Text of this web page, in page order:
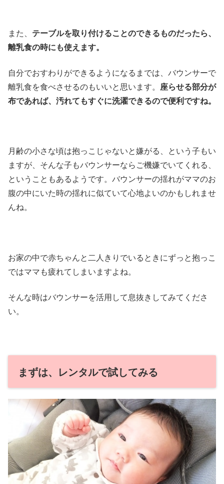
また、 テーブルを取り付けることのできるものだったら、
離乳食の時にも使えます。
自分でおすわりができるようになるまでは、バウンサーで
離乳食を食べさせるのもいいと思います。 座らせる部分が
布であれば、汚れてもすぐに洗濯できるので便利ですね。
月齢の小さな頃は抱っこじゃないと嫌がる、という子もい
ますが、そんな子もバウンサーならご機嫌でいてくれる、
ということもあるようです。バウンサーの揺れがママのお
腹の中にいた時の揺れに似ていて心地よいのかもしれませ
んね。
お家の中で赤ちゃんと二人きりでいるときにずっと抱っこ
ではママも疲れてしまいますよね。
そんな時はバウンサーを活用して息抜きしてみてくださ
い。
まずは、レンタルで試してみる